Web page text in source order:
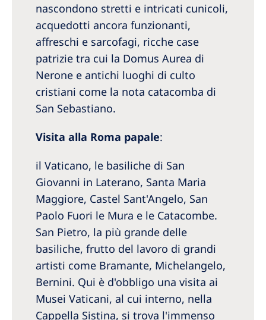
nascondono stretti e intricati cunicoli,
acquedotti ancora funzionanti,
affreschi e sarcofagi, ricche case
patrizie tra cui la Domus Aurea di
Nerone e antichi luoghi di culto
cristiani come la nota catacomba di
San Sebastiano.
Visita alla Roma papale:
il Vaticano, le basiliche di San
Giovanni in Laterano, Santa Maria
Maggiore, Castel Sant'Angelo, San
Paolo Fuori le Mura e le Catacombe.
San Pietro, la più grande delle
basiliche, frutto del lavoro di grandi
artisti come Bramante, Michelangelo,
Bernini. Qui è d'obbligo una visita ai
Musei Vaticani, al cui interno, nella
Cappella Sistina, si trova l'immenso